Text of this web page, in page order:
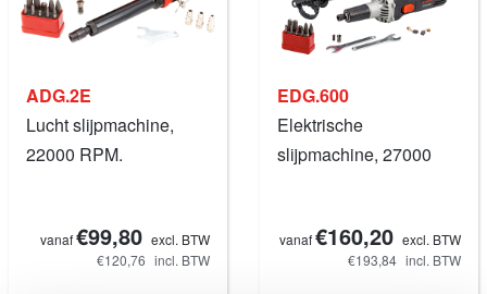
ADG.2E
Lucht slijpmachine,
22000 RPM.
vanaf€99,80 excl. BTW
€120,76 incl. BTW
EDG.600
Elektrische
slijpmachine, 27000
vanaf€160,20 excl. BTW
€193,84 incl. BTW